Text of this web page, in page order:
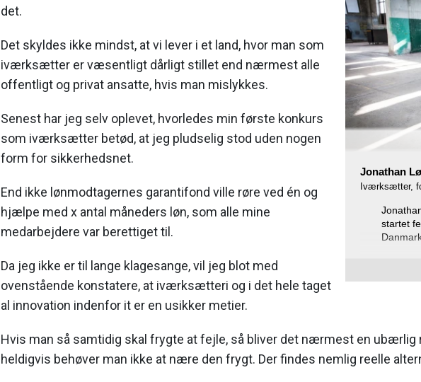
Jonathan
Iværksætter,
startet
Jonathan
som
det.
Det skyldes ikke mindst, at vi lever i et land, hvor man som
iværksætter er væsentligt dårligt stillet end nærmest alle
offentligt og privat ansatte, hvis man mislykkes.
Senest har jeg selv oplevet, hvorledes min første konkurs
som iværksætter betød, at jeg pludselig stod uden nogen
form for sikkerhedsnet.
End ikke lønmodtagernes garantifond ville røre ved én og
hjælpe med x antal måneders løn, som alle mine
medarbejdere var berettiget til.
Da jeg ikke er til lange klagesange, vil jeg blot med
ovenstående konstatere, at iværksætteri og i det hele taget
al innovation indenfor it er en usikker metier.
Hvis man så samtidig skal frygte at fejle, så bliver det nærmest en ubærlig
heldigvis behøver man ikke at nære den frygt. Der findes nemlig reelle